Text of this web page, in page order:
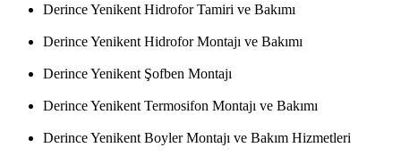
Derince Yenikent Hidrofor Tamiri ve Bakımı
Derince Yenikent Hidrofor Montajı ve Bakımı
Derince Yenikent Şofben Montajı
Derince Yenikent Termosifon Montajı ve Bakımı
Derince Yenikent Boyler Montajı ve Bakım Hizmetleri